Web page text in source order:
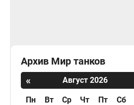
Архив Мир танков
«
Август 2026
Пн Вт Ср Чт Пт
Сб